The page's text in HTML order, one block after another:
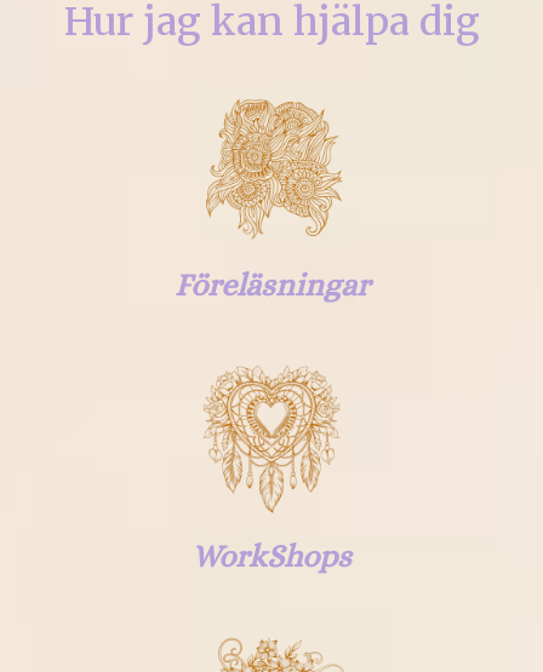
Hur jag kan hjälpa dig
Föreläsningar
WorkShops